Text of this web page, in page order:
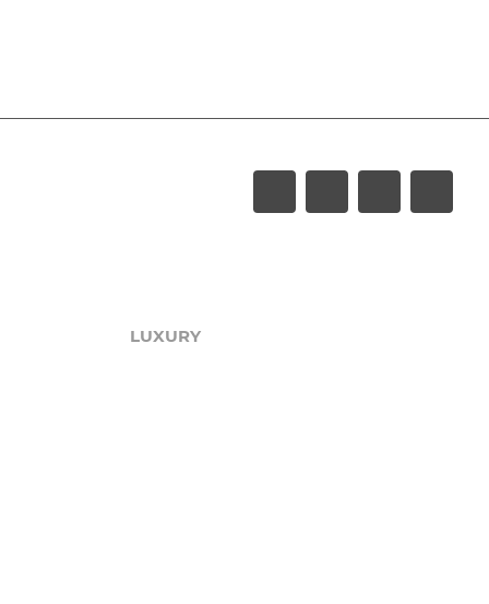
LUXURY